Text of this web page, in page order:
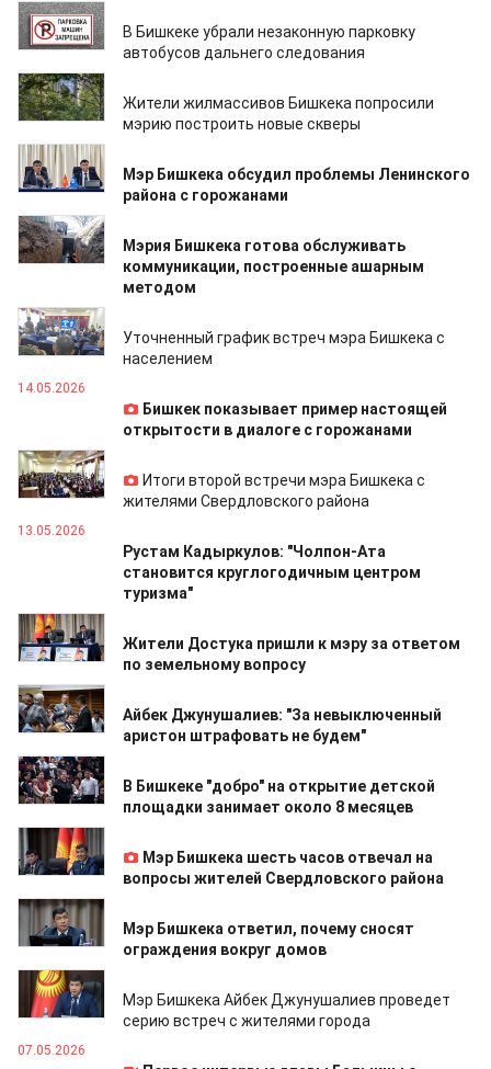
17.05.2026
В Бишкеке убрали незаконную парковку
автобусов дальнего следования
17.05.2026
Жители жилмассивов Бишкека попросили
мэрию построить новые скверы
17.05.2026
Мэр Бишкека обсудил проблемы Ленинского
района с горожанами
15.05.2026
Мэрия Бишкека готова обслуживать
коммуникации, построенные ашарным
методом
14.05.2026
Уточненный график встреч мэра Бишкека с
населением
14.05.2026
Бишкек показывает пример настоящей
открытости в диалоге с горожанами
14.05.2026
Итоги второй встречи мэра Бишкека с
жителями Свердловского района
13.05.2026
Рустам Кадыркулов: "Чолпон-Ата
становится круглогодичным центром
туризма"
13.05.2026
Жители Достука пришли к мэру за ответом
по земельному вопросу
13.05.2026
Айбек Джунушалиев: "За невыключенный
аристон штрафовать не будем"
12.05.2026
В Бишкеке "добро" на открытие детской
площадки занимает около 8 месяцев
12.05.2026
Мэр Бишкека шесть часов отвечал на
вопросы жителей Свердловского района
12.05.2026
Мэр Бишкека ответил, почему сносят
ограждения вокруг домов
08.05.2026
Мэр Бишкека Айбек Джунушалиев проведет
серию встреч с жителями города
07.05.2026